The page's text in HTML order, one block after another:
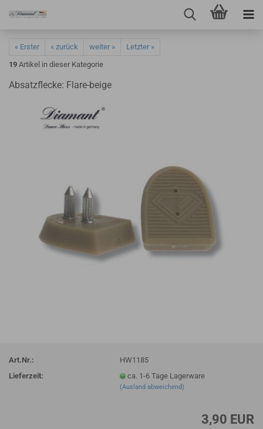
« Erster « zurück weiter »
Letzter »
19 Artikel in dieser Kategorie
Absatzflecke: Flare-beige
Art.Nr.:
HW1185
Lieferzeit:
ca. 1-6 Tage Lagerware
(Ausland abweichend)
3,90 EUR